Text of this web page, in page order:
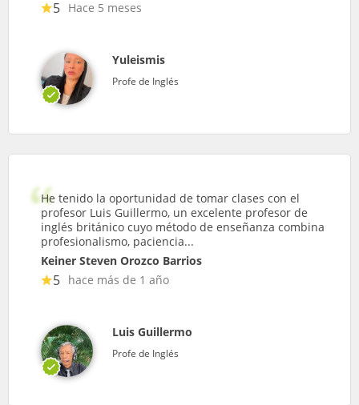
5 Hace 5 meses
Yuleismis
Profe de Inglés
He tenido la oportunidad de tomar clases con el
profesor Luis Guillermo, un excelente profesor de
inglés británico cuyo método de enseñanza combina
profesionalismo, paciencia...
Keiner Steven Orozco Barrios
5 hace más de 1 año
Luis Guillermo
Profe de Inglés